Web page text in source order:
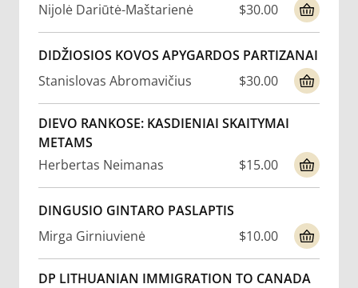
Nijolė Dariūtė-Maštarienė
$30.00
DIDŽIOSIOS KOVOS APYGARDOS PARTIZANAI
Stanislovas Abromavičius
$30.00
DIEVO RANKOSE: KASDIENIAI SKAITYMAI
METAMS
Herbertas Neimanas
$15.00
DINGUSIO GINTARO PASLAPTIS
Mirga Girniuvienė
$10.00
DP LITHUANIAN IMMIGRATION TO CANADA